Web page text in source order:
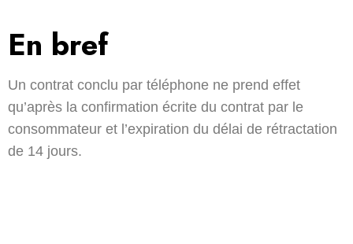
En bref
Un contrat conclu par téléphone ne prend effet
qu’après la confirmation écrite du contrat par le
consommateur et l’expiration du délai de rétractation
de 14 jours.